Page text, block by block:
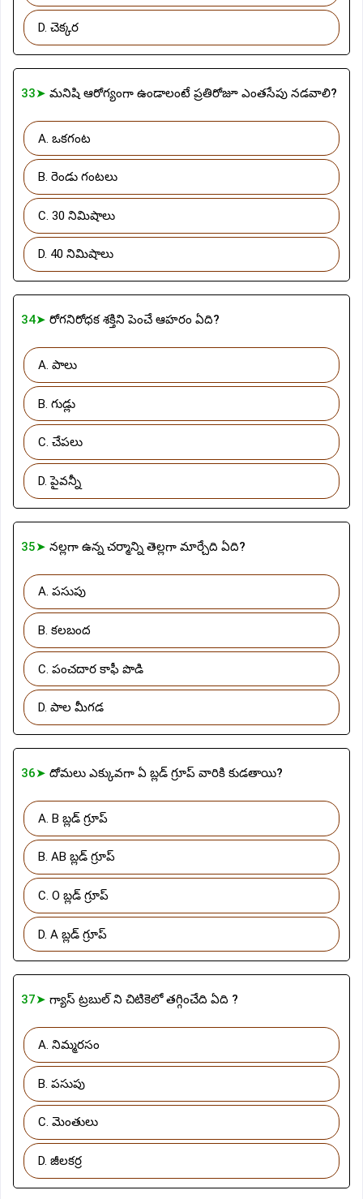
D. చెక్కర
33➤ మనిషి ఆరోగ్యంగా ఉండాలంటే ప్రతిరోజూ ఎంతసేపు నడవాలి?
A. ఒకగంట
B. రెండు గంటలు
C. 30 నిమిషాలు
D. 40 నిమిషాలు
34➤ రోగనిరోధక శక్తిని పెంచే ఆహరం ఏది?
A. పాలు
B. గుడ్లు
C. చేపలు
D. పైవన్నీ
35➤ నల్లగా ఉన్న చర్మాన్ని తెల్లగా మార్చేది ఏది?
A. పసుపు
B. కలబంద
C. పంచదార కాఫీ పొడి
D. పాల మీగడ
36➤ దోమలు ఎక్కువగా ఏ బ్లడ్ గ్రూప్ వారికి కుడతాయి?
A. B బ్లడ్ గ్రూప్
B. AB బ్లడ్ గ్రూప్
C. O బ్లడ్ గ్రూప్
D. A బ్లడ్ గ్రూప్
37➤ గ్యాస్ ట్రబుల్ ని చిటికెలో తగ్గించేది ఏది ?
A. నిమ్మరసం
B. పసుపు
C. మెంతులు
D. జీలకర్ర